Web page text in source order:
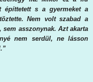
építtetett s a gyermeket a
Nem volt szabad a
asszonynak. Azt akarta
nem serdül, ne lásson